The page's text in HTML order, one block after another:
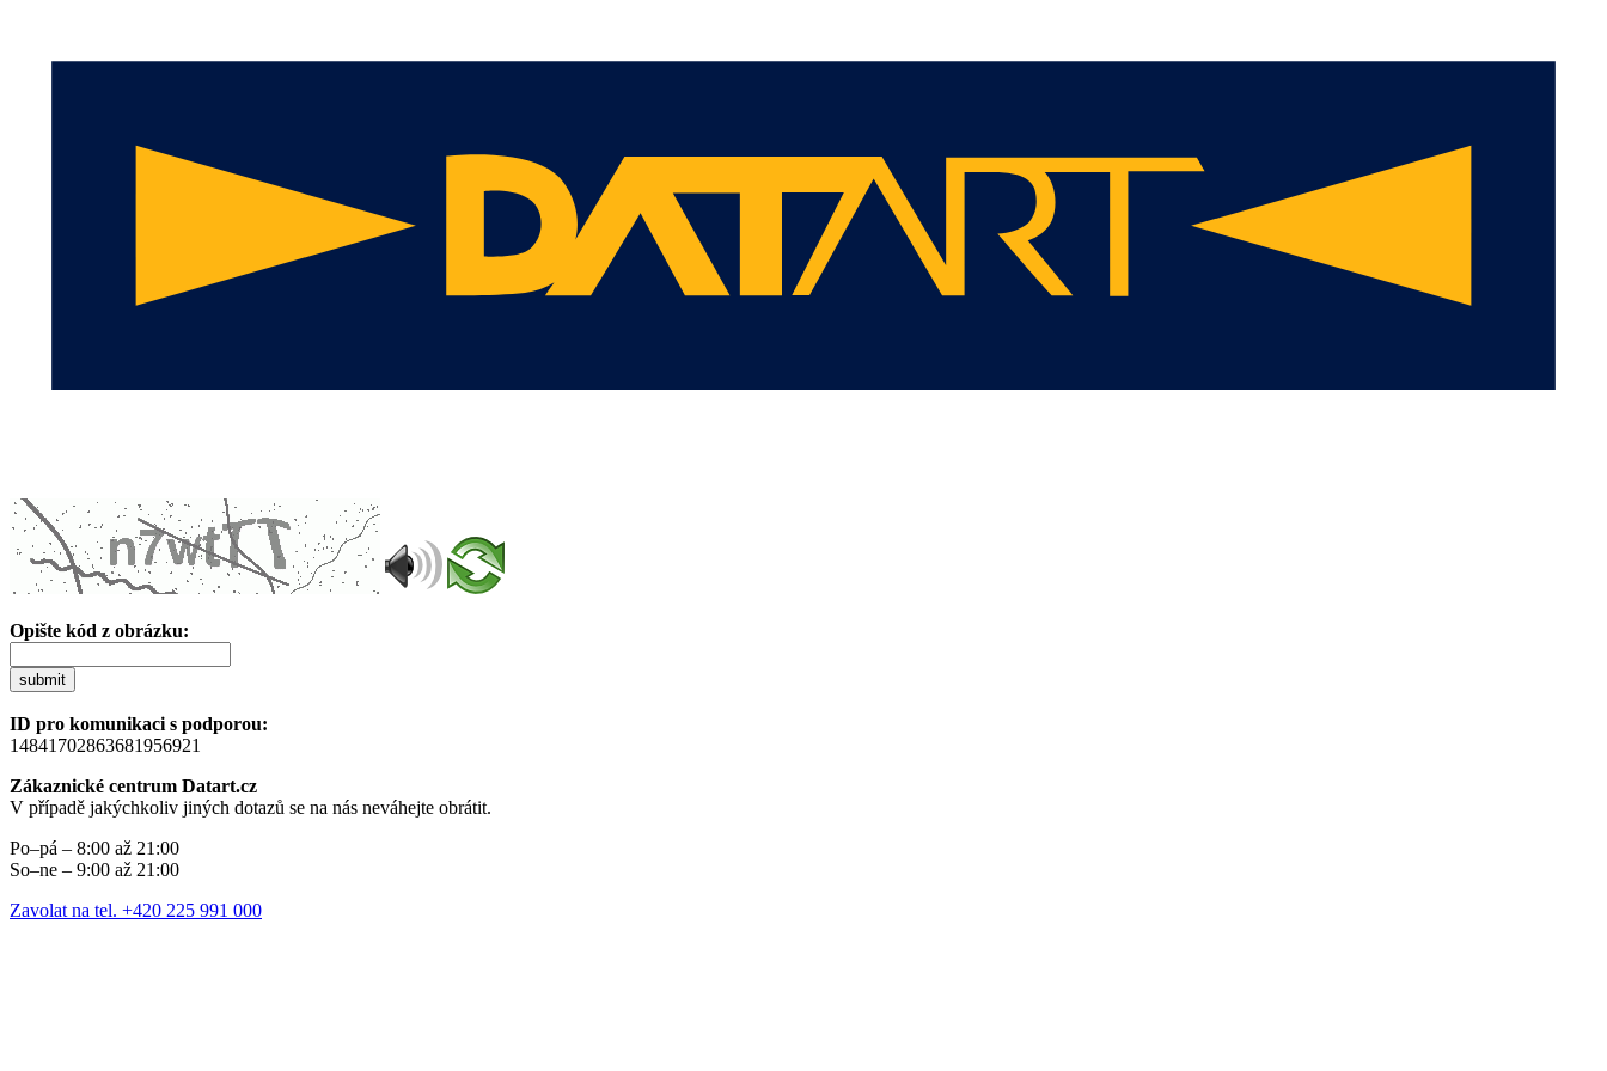
Opište kód z obrázku:
submit
ID pro komunikaci s podporou:
14841702863681956921
Zákaznické centrum Datart.cz
V případě jakýchkoliv jiných dotazů se na nás neváhejte obrátit.
Po–pá – 8:00 až 21:00
So–ne – 9:00 až 21:00
Zavolat na tel. +420 225 991 000